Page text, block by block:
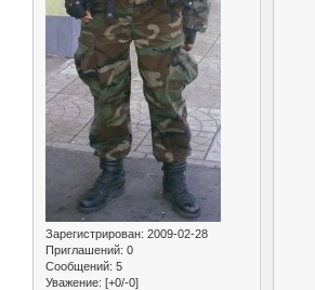
Зарегистрирован: 2009-02-28
Приглашений: 0
Сообщений: 5
Уважение: [+0/-0]